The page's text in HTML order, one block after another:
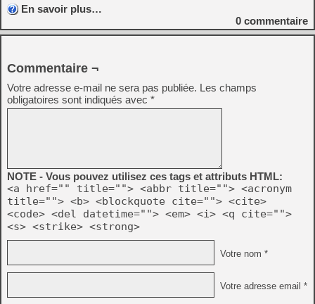
En savoir plus…
0 commentaire
Commentaire ¬
Votre adresse e-mail ne sera pas publiée. Les champs
obligatoires sont indiqués avec *
NOTE - Vous pouvez utilisez ces tags et attributs HTML:
<a href="" title=""> <abbr title=""> <acronym
title=""> <b> <blockquote cite=""> <cite>
<code> <del datetime=""> <em> <i> <q cite="">
<s> <strike> <strong>
Votre nom *
Votre adresse email *